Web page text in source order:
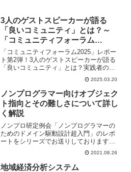
3人のゲストスピーカーが語る
「良いコミュニティ」とは？～
「コミュニティフォーラム
2025」レポート②
「コミュニティフォーラム2025」レポー
ト第2弾！3人のゲストスピーカーが語る
「良いコミュニティ」とは？実践者の視
点から学ぶ、コミュニティ、そしてつな
がりのデザインやコミュニケーションの
可能性を深掘りします。
2025.03.20
ノンプログラマー向けオブジェク
ト指向とその難しさについて詳し
く解説
ノンプロ研定例会「ノンプログラマーの
ためのドメイン駆動設計超入門」のレポ
ートをシリーズでお送りしております。
今回はノンプログラマー向けにオブジェ
クト指向とその難しさについて詳しく解
説します。
2021.08.26
地域経済分析システム